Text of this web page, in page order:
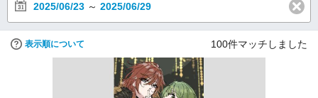
2025/06/23 ～ 2025/06/29
表示順について 100件マッチしました